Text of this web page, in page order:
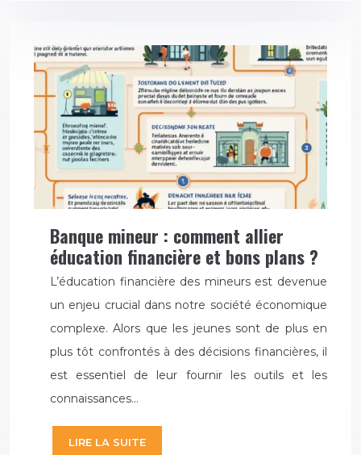
Banque mineur : comment allier
éducation financière et bons plans ?
L’éducation financière des mineurs est devenue
un enjeu crucial dans notre société économique
complexe. Alors que les jeunes sont de plus en
plus tôt confrontés à des décisions financières, il
est essentiel de leur fournir les outils et les
connaissances…
LIRE LA SUITE